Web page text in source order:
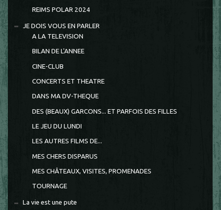
REIMS POLAR 2024
JE DOIS VOUS EN PARLER
A LA TELEVISION
BILAN DE L'ANNEE
CINE-CLUB
CONCERTS ET THEATRE
DANS MA DV-THEQUE
DES (BEAUX) GARCONS... ET PARFOIS DES FILLES
LE JEU DU LUNDI
LES AUTRES FILMS DE...
MES CHERS DISPARUS
MES CHÂTEAUX, VISITES, PROMENADES
TOURNAGE
La vie est une pute